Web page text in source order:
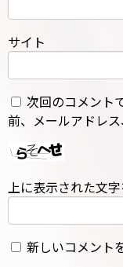
サイト
次回のコメント
前、メールアドレス
上に表示された文
新しいコメント